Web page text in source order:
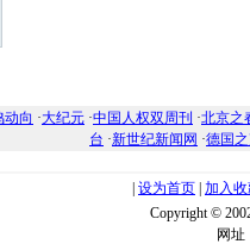
动向 ·大纪元 ·中国人权双周刊 ·北京之
台 ·新世纪新闻网 ·德国
设为首页 加入
Copyright ©
网址